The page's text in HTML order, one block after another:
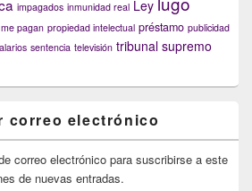
impagados inmunidad real Ley
pagan propiedad intelectual préstamo publicidad
sentencia televisión tribunal supremo
correo electrónico
correo electrónico para suscribirse a este
de nuevas entradas.